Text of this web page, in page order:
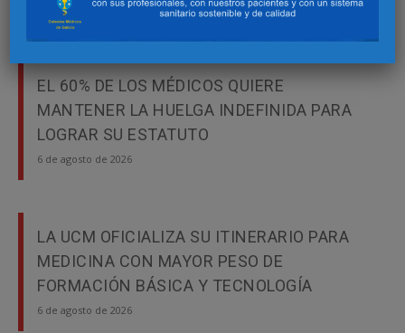
6 de agosto de 2026
EL 60% DE LOS MÉDICOS QUIERE
MANTENER LA HUELGA INDEFINIDA PARA
LOGRAR SU ESTATUTO
6 de agosto de 2026
LA UCM OFICIALIZA SU ITINERARIO PARA
MEDICINA CON MAYOR PESO DE
FORMACIÓN BÁSICA Y TECNOLOGÍA
6 de agosto de 2026